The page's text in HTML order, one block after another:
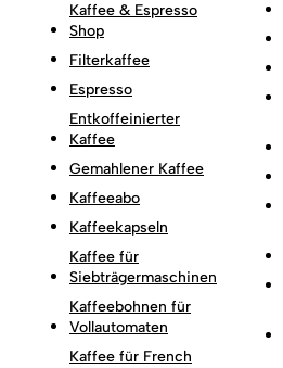
Kaffee & Espresso
Shop
Filterkaffee
Espresso
Entkoffeinierter
Kaffee
Gemahlener Kaffee
Kaffeeabo
Kaffeekapseln
Kaffee für
Siebträgermaschinen
Kaffeebohnen für
Vollautomaten
Kaffee für French